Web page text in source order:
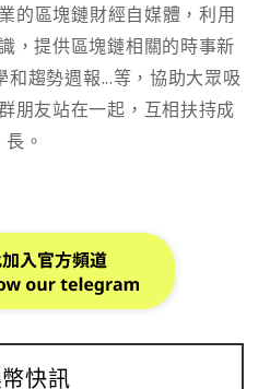
的區塊鏈財經自媒體，利用
，提供區塊鏈相關的時事新
趨勢週報...等，協助大眾吸
朋友站在一起，互相扶持成
長。
快訊